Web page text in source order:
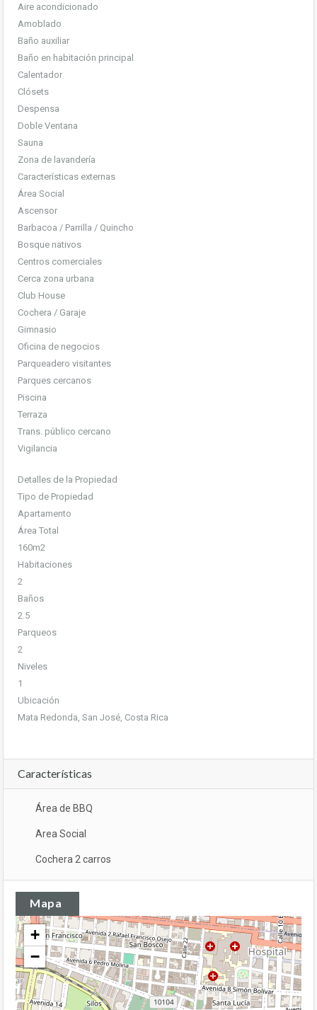
Aire acondicionado
Amoblado
Baño auxiliar
Baño en habitación principal
Calentador
Clósets
Despensa
Doble Ventana
Sauna
Zona de lavandería
Características externas
Área Social
Ascensor
Barbacoa / Parrilla / Quincho
Bosque nativos
Centros comerciales
Cerca zona urbana
Club House
Cochera / Garaje
Gimnasio
Oficina de negocios
Parqueadero visitantes
Parques cercanos
Piscina
Terraza
Trans. público cercano
Vigilancia
Detalles de la Propiedad
Tipo de Propiedad
Apartamento
​Área Total
160m2
Habitaciones
2
Baños
2.5
Parqueos
2
Niveles
1
Ubicación
Mata Redonda, San José, Costa Rica
Características
Área de BBQ
Area Social
Cochera 2 carros
Mapa
+
−